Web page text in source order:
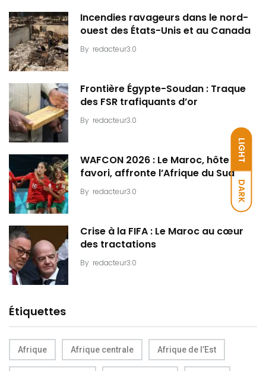
LIGHT
DARK
Incendies ravageurs dans le nord-
ouest des États-Unis et au Canada
By redacteur3.0
Frontière Égypte-Soudan : Traque
des FSR trafiquants d’or
By redacteur3.0
WAFCON 2026 : Le Maroc, hôte et
favori, affronte l’Afrique du Sud
By redacteur3.0
Crise à la FIFA : Le Maroc au cœur
des tractations
By redacteur3.0
Étiquettes
Afrique Afrique centrale Afrique de l’Est